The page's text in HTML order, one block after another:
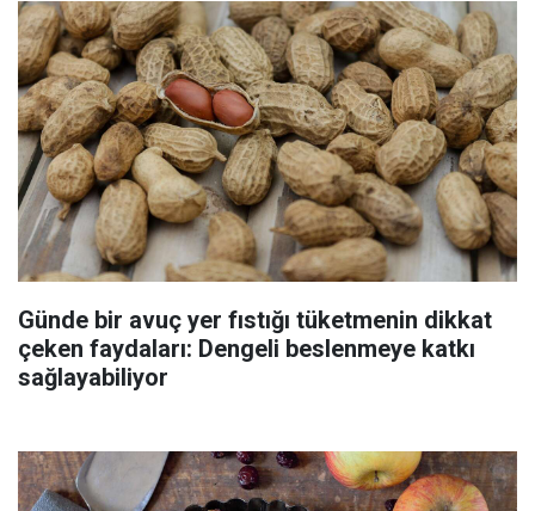
Günde bir avuç yer fıstığı tüketmenin dikkat
çeken faydaları: Dengeli beslenmeye katkı
sağlayabiliyor